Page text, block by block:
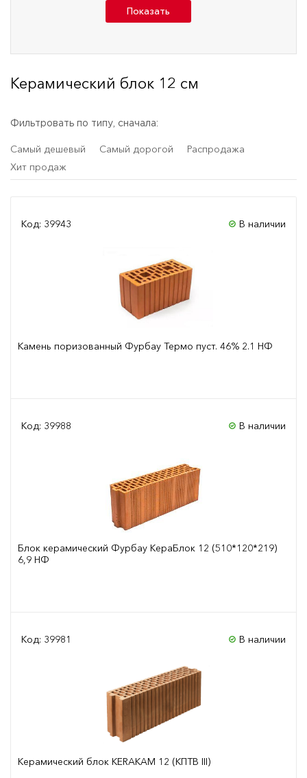
Показать
Керамический блок 12 см
Фильтровать по типу, сначала:
Самый дешевый Самый дорогой
Распродажа
Хит продаж
Код: 39943 В наличии
Камень поризованный Фурбау Термо пуст. 46% 2.1 НФ
Сравнить
Код: 39988 В наличии
Блок керамический Фурбау КераБлок 12 (510*120*219)
6,9 НФ
Код: 39981 В наличии
Керамический блок KERAKAM 12 (КПТВ III)